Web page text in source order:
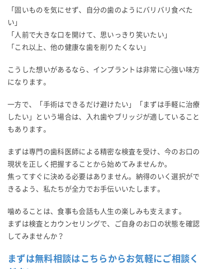
「固いものを気にせず、自分の歯のようにバリバリ食べた
い」
「人前で大きな口を開けて、思いっきり笑いたい」
「これ以上、他の健康な歯を削りたくない」
こうした想いがあるなら、インプラントは非常に心強い味方
になります。
一方で、「手術はできるだけ避けたい」「まずは手軽に治療
したい」という場合は、入れ歯やブリッジが適していること
もあります。
まずは専門の歯科医師による精密な検査を受け、今のお口の
現状を正しく把握することから始めてみませんか。
焦ってすぐに決める必要はありません。納得のいく選択がで
きるよう、私たちが全力でお手伝いいたします。
噛めることは、食事も会話も人生の楽しみも支えます。
まずは検査とカウンセリングで、ご自身のお口の状態を確認
してみませんか？
まずは無料相談はこちらからお気軽にご相談く